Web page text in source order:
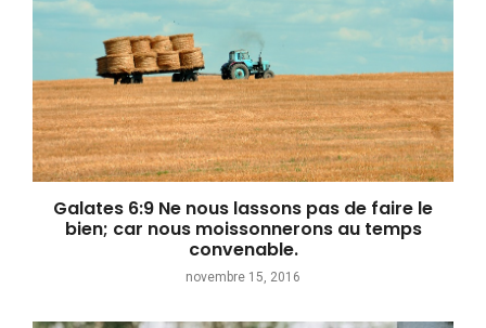
Galates 6:9 Ne nous lassons pas de faire le
bien; car nous moissonnerons au temps
convenable.
novembre 15, 2016